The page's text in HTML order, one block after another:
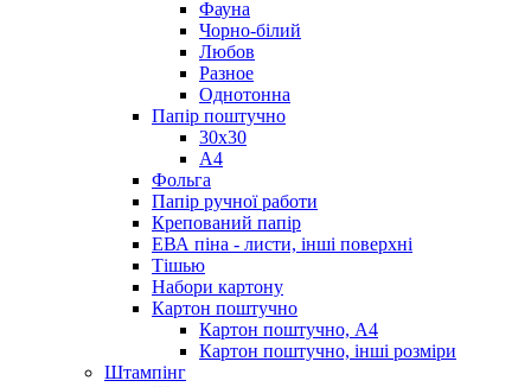
Фауна
Чорно-білий
Любов
Разное
Однотонна
Папір поштучно
30х30
А4
Фольга
Папір ручної работи
Крепований папір
ЕВА піна - листи, інші поверхні
Тішью
Набори картону
Картон поштучно
Картон поштучно, А4
Картон поштучно, інші розміри
Штампінг